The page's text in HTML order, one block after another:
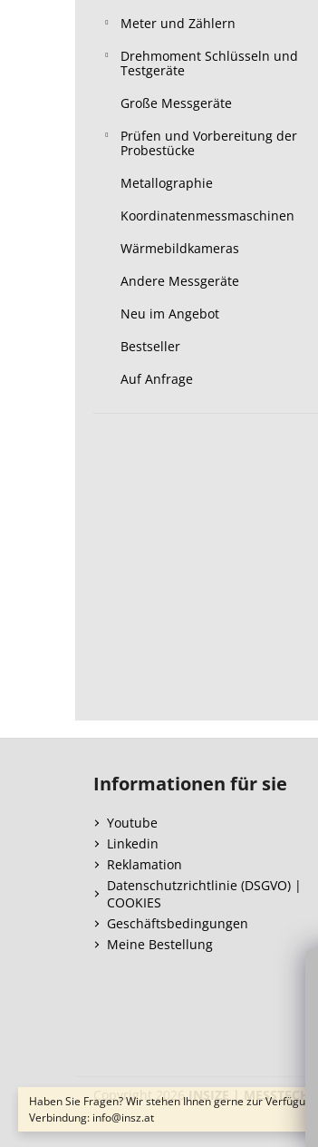
Haben Sie Fragen? Wir stehen Ihnen gerne zur
Verbindung: info@insz.at
Meter und Zählern
Drehmoment Schlüsseln und
Testgeräte
Große Messgeräte
Prüfen und Vorbereitung der
Probestücke
Metallographie
Koordinatenmessmaschinen
Wärmebildkameras
Andere Messgeräte
Neu im Angebot
Bestseller
Auf Anfrage
Informationen für sie
Youtube
Linkedin
Reklamation
Datenschutzrichtlinie (DSGVO) |
COOKIES
Geschäftsbedingungen
Meine Bestellung
Copyright 2026 INSIZE |